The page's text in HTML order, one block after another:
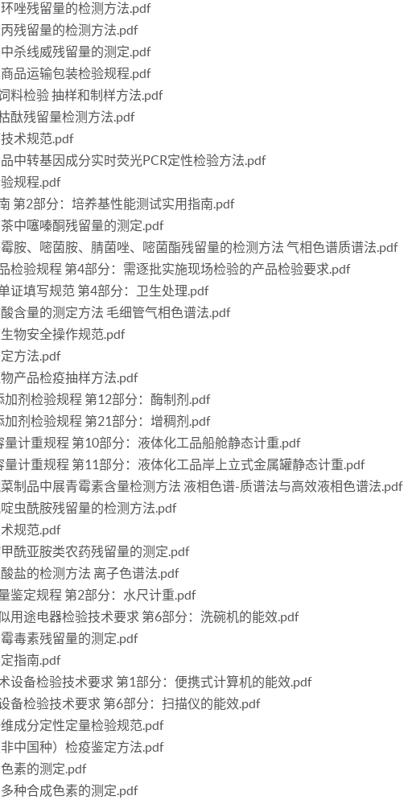
唑残留量的检测方法.pdf
残留量的检测方法.pdf
杀线威残留量的测定.pdf
品运输包装检验规程.pdf
料检验 抽样和制样方法.pdf
酞残留量检测方法.pdf
术规范.pdf
中转基因成分实时荧光PCR定性检验方法.pdf
规程.pdf
第2部分：培养基性能测试实用指南.pdf
中噻嗪酮残留量的测定.pdf
胺、嘧菌胺、腈菌唑、嘧菌酯残留量的检测方法 气相色谱质谱法.pdf
检验规程 第4部分：需逐批实施现场检验的产品检验要求.pdf
证填写规范 第4部分：卫生处理.pdf
含量的测定方法 毛细管气相色谱法.pdf
物安全操作规范.pdf
方法.pdf
产品检疫抽样方法.pdf
剂检验规程 第12部分：酶制剂.pdf
剂检验规程 第21部分：增稠剂.pdf
量计重规程 第10部分：液体化工品船舱静态计重.pdf
量计重规程 第11部分：液体化工品岸上立式金属罐静态计重.pdf
制品中展青霉素含量检测方法 液相色谱-质谱法与高效液相色谱法.pdf
虫酰胺残留量的检测方法.pdf
规范.pdf
酰亚胺类农药残留量的测定.pdf
盐的检测方法 离子色谱法.pdf
鉴定规程 第2部分：水尺计重.pdf
用途电器检验技术要求 第6部分：洗碗机的能效.pdf
毒素残留量的测定.pdf
指南.pdf
设备检验技术要求 第1部分：便携式计算机的能效.pdf
备检验技术要求 第6部分：扫描仪的能效.pdf
成分定性定量检验规范.pdf
中国种）检疫鉴定方法.pdf
素的测定.pdf
种合成色素的测定.pdf